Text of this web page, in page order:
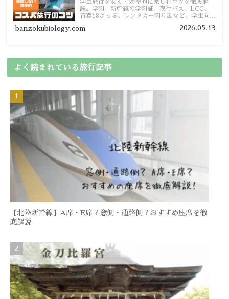
学生旅行を安く・効率的に楽しむコツを徹底解
説。学割、新幹線の学割証、夜行バス、LCC、
青春18きっぷ、レンタカー割り勘など、学生向け
banzokubiology.com 2026.05.13
よく読まれている旅行記事
【北陸新幹線】A席・E席？窓側・通路側？おすすめ座席を徹
底解説